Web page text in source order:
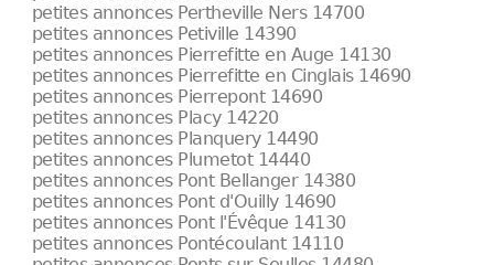
petites annonces Pertheville Ners 14700
petites annonces Petiville 14390
petites annonces Pierrefitte en Auge 14130
petites annonces Pierrefitte en Cinglais 14690
petites annonces Pierrepont 14690
petites annonces Placy 14220
petites annonces Planquery 14490
petites annonces Plumetot 14440
petites annonces Pont Bellanger 14380
petites annonces Pont d'Ouilly 14690
petites annonces Pont l'Évêque 14130
petites annonces Pontécoulant 14110